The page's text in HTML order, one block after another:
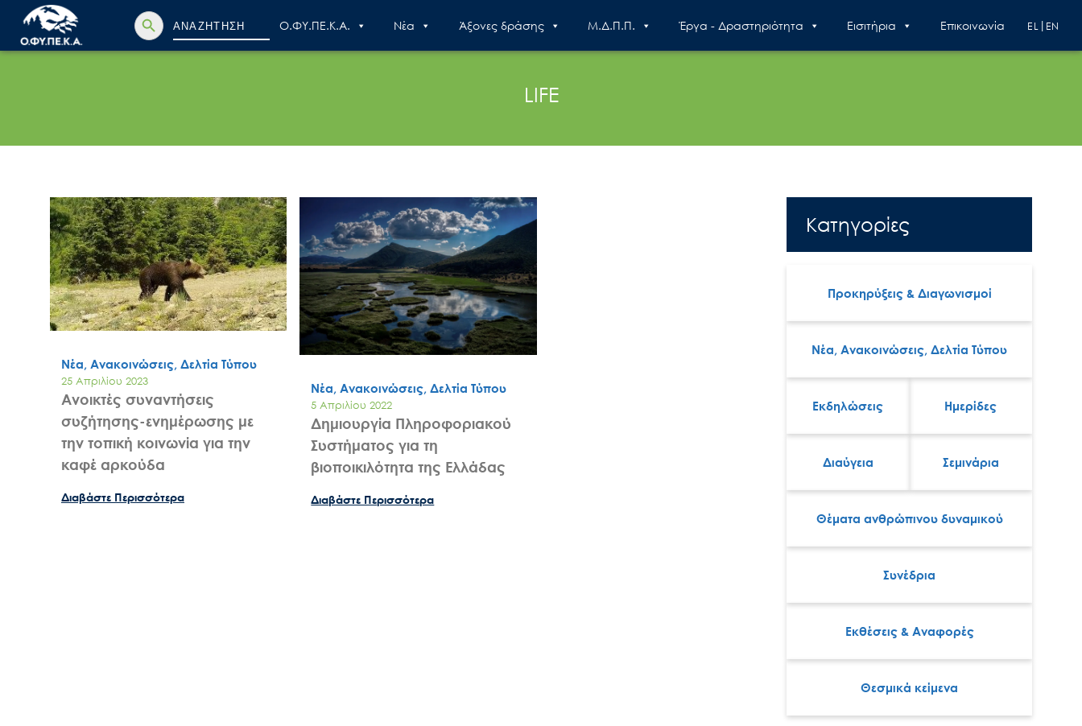
Search
for:
Search Button
Ο.ΦΥ.ΠΕ.Κ.Α. Nέα Άξονες δράσης Μ.Δ.Π.Π. Έργα - Δραστηριότητα Εισιτήρια Επικοινωνία EN
EL
for:
LIFE
Νέα, Ανακοινώσεις, Δελτία Τύπου
25 Απριλίου 2023
Ανοικτές συναντήσεις
συζήτησης-ενημέρωσης με
την τοπική κοινωνία για την
καφέ αρκούδα
Διαβάστε Περισσότερα
Νέα, Ανακοινώσεις, Δελτία Τύπου
5 Απριλίου 2022
Δημιουργία Πληροφοριακού
Συστήματος για τη
βιοποικιλότητα της Ελλάδας
Διαβάστε Περισσότερα
Κατηγορίες
Προκηρύξεις & Διαγωνισμοί
Νέα, Ανακοινώσεις, Δελτία Τύπου
Εκδηλώσεις Ημερίδες
Διαύγεια Σεμινάρια
Θέματα ανθρώπινου δυναμικού
Συνέδρια
Εκθέσεις & Αναφορές
Θεσμικά κείμενα